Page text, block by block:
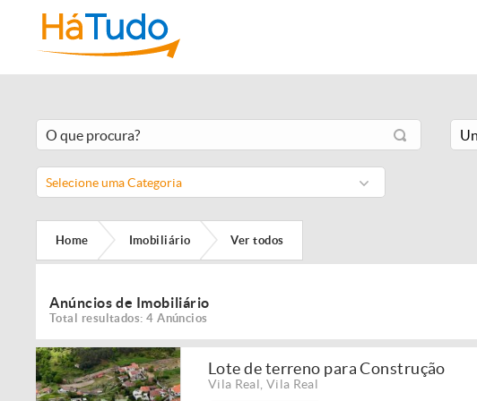
Selecione uma Categoria
Home Imobiliário Ver todos
Anúncios de Imobiliário
Total resultados: 4 Anúncios
Lote de terreno para Construção
Vila Real Vila Real